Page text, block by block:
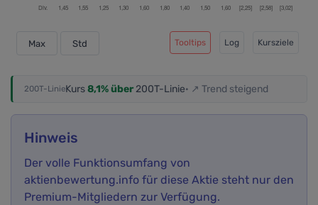
Max Std Tooltips Log Kursziele
200T-LinieKurs8,1% über200T-Linie· ↗ Trend steigend
Hinweis
Der volle Funktionsumfang von
aktienbewertung.info für diese Aktie steht nur den
Premium-Mitgliedern zur Verfügung.